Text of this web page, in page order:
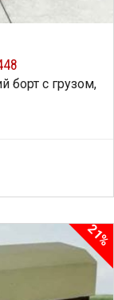
борт с грузом,
21%